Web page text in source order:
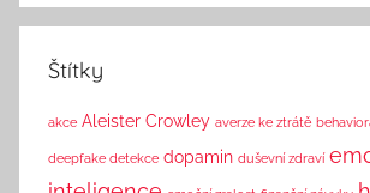
T
n
Štítky
akce Aleister Crowley averze ke ztrátě
deepfake detekce dopamin duševní zdraví